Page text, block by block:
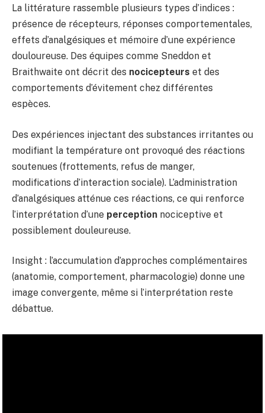
La littérature rassemble plusieurs types d’indices :
présence de récepteurs, réponses comportementales,
effets d’analgésiques et mémoire d’une expérience
douloureuse. Des équipes comme Sneddon et
Braithwaite ont décrit des nocicepteurs et des
comportements d’évitement chez différentes
espèces.
Des expériences injectant des substances irritantes ou
modifiant la température ont provoqué des réactions
soutenues (frottements, refus de manger,
modifications d’interaction sociale). L’administration
d’analgésiques atténue ces réactions, ce qui renforce
l’interprétation d’une perception nociceptive et
possiblement douleureuse.
Insight : l’accumulation d’approches complémentaires
(anatomie, comportement, pharmacologie) donne une
image convergente, même si l’interprétation reste
débattue.